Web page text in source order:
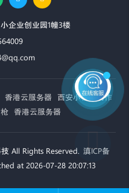
企业创业园1幢3楼
香港云服务器 西安小程序制作
香港云服务器
All Rights Reserved. 滇ICP备
at 2026-07-28 20:07:13